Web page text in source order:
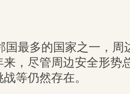
国最多的国家之一，周
，尽管周边安全形势
等仍然存在。